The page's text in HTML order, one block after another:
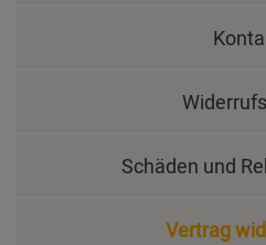
Schäden und
Vertrag